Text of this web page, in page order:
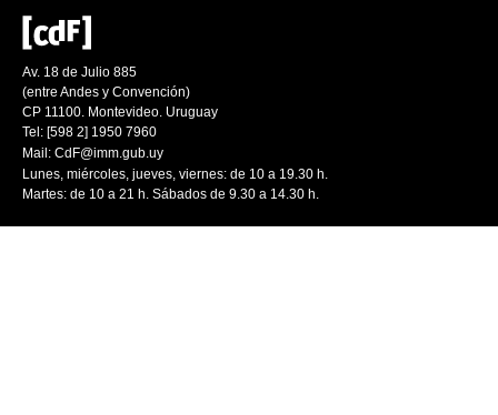
Av. 18 de Julio 885
(entre Andes y Convención)
CP 11100. Montevideo. Uruguay
Tel: [598 2] 1950 7960
Mail: CdF@imm.gub.uy
Lunes, miércoles, jueves, viernes: de 10 a 19.30 h.
Martes: de 10 a 21 h. Sábados de 9.30 a 14.30 h.